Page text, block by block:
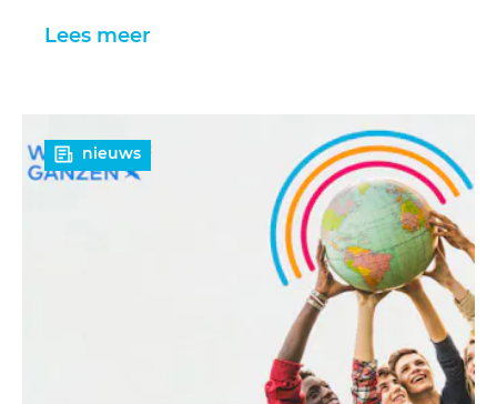
Lees meer
nieuws
meer